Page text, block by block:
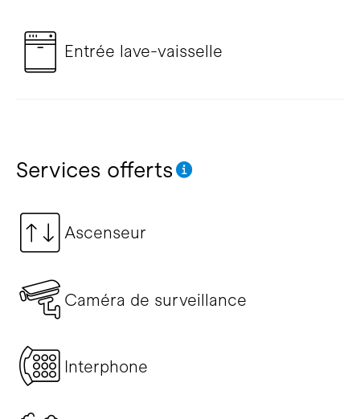
Entrée lave-vaisselle
Services offerts
Ascenseur
Caméra de surveillance
Interphone